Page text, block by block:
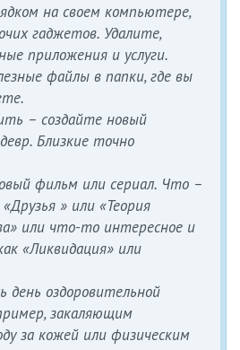
на своем компьютере,
гаджетов. Удалите,
приложения и услуги.
файлы в папки, где вы
– создайте новый
Близкие точно
фильм или сериал. Что –
» или «Теория
или что-то интересное и
«Ликвидация» или
день оздоровительной
закаляющим
за кожей или физическим